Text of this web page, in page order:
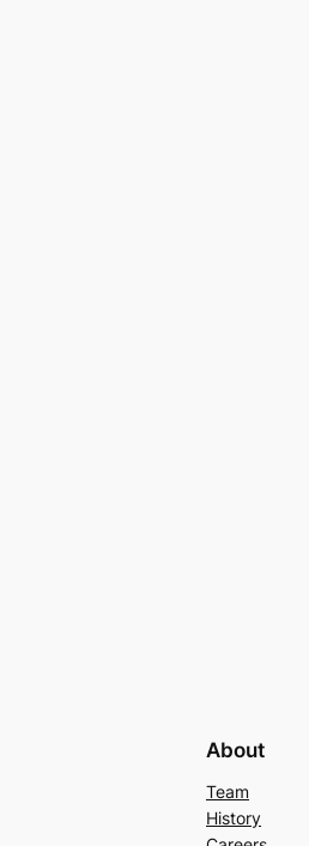
About
Team
History